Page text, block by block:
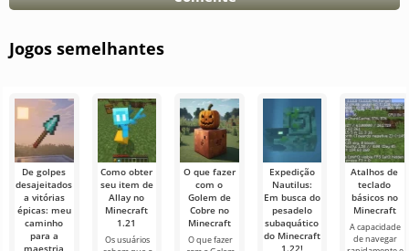
Jogos semelhantes
De golpes
desajeitados
a vitórias
épicas: meu
caminho
para a
maestria
Como obter
seu item de
Allay no
Minecraft
1.21
Os usuários
O que fazer
com o
Golem de
Cobre no
Minecraft
O que fazer
Expedição
Nautilus:
Em busca do
pesadelo
subaquático
do Minecraft
1.22!
Atalhos de
teclado
básicos no
Minecraft
A capacidade
de navegar